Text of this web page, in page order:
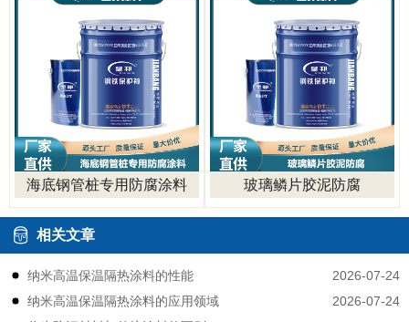
海底钢管桩专用防腐涂料 玻璃鳞片胶泥防腐
相关文章
2026-07-24
纳米高温保温隔热涂料的性能
2026-07-24
纳米高温保温隔热涂料的应用领域